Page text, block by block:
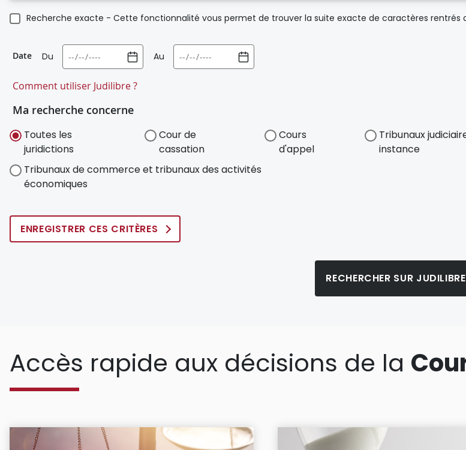
Recherche exacte - Cette fonctionnalité vous permet de trouver la suite exacte de caractères rentrés
Date Du Au
Comment utiliser Judilibre ?
Ma recherche concerne
Toutes les
juridictions
Cour de
cassation
Cours
d'appel
Tribunaux
instance
Tribunaux de commerce et tribunaux des activités
économiques
ENREGISTRER CES CRITÈRES
Accès rapide aux décisions de la